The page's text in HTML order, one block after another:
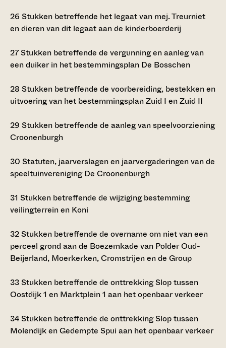
26 Stukken betreffende het legaat van mej. Treurniet
en dieren van dit legaat aan de kinderboerderij
27Stukken betreffende de vergunning en aanleg van
een duiker in het bestemmingsplan De Bosschen
28 Stukken betreffende de voorbereiding, bestekken en
uitvoering van het bestemmingsplan Zuid I en Zuid II
29 Stukken betreffende de aanleg van speelvoorziening
Croonenburgh
30 Statuten, jaarverslagen en jaarvergaderingen van de
speeltuinvereniging De Croonenburgh
31 Stukken betreffende de wijziging bestemming
veilingterrein en Koni
32Stukken betreffende de overname om niet van een
perceel grond aan de Boezemkade van Polder Oud-
Beijerland, Moerkerken, Cromstrijen en de Group
33Stukken betreffende de onttrekking Slop tussen
Oostdijk 1 en Marktplein 1 aan het openbaar verkeer
34Stukken betreffende de onttrekking Slop tussen
Molendijk en Gedempte Spui aan het openbaar verkeer